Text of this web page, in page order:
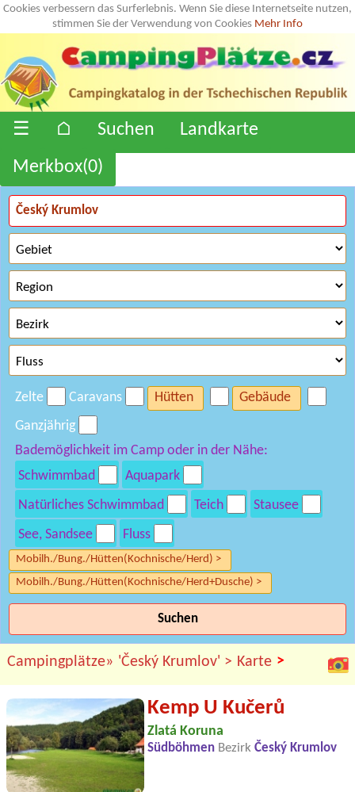
Cookies verbessern das Surferlebnis. Wenn Sie diese Internetseite nutzen,
stimmen Sie der Verwendung von Cookies Mehr Info
☰ ⌂ Suchen
Landkarte
Merkbox(0)
Zelte Caravans Hütten
Gebäude
Ganzjährig
Bademöglichkeit im Camp oder in der Nähe:
Schwimmbad
Aquapark
Natürliches Schwimmbad
Teich
Stausee
See, Sandsee
Fluss
Mobilh./Bung./Hütten(Kochnische/Herd) >
Mobilh./Bung./Hütten(Kochnische/Herd+Dusche) >
Suchen
Campingplätze» 'Český Krumlov' > Karte >
Kemp U Kučerů
Zlatá Koruna
Südböhmen Bezirk Český Krumlov